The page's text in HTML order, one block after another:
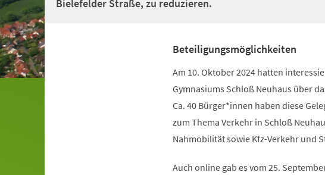
Bielefelder Straße, zu reduzieren.
Beteiligungsmöglichkeiten
Am 10. Oktober 2024 hatten
Gymnasiums Schloß Neuhaus über
Ca. 40 Bürger*innen haben diese
zum Thema Verkehr in Schloß
Nahmobilität sowie Kfz-Verkehr und
Auch online gab es vom 25.